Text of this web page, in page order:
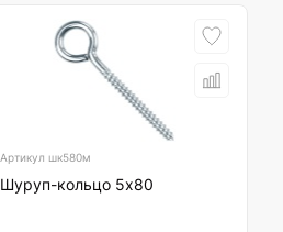
Артикул шк580м
Шуруп-кольцо 5х80